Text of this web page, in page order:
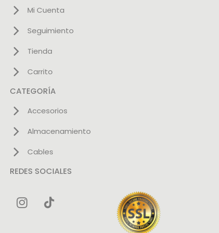
Mi Cuenta
Seguimiento
Tienda
Carrito
CATEGORÍA
Accesorios
Almacenamiento
Cables
REDES SOCIALES